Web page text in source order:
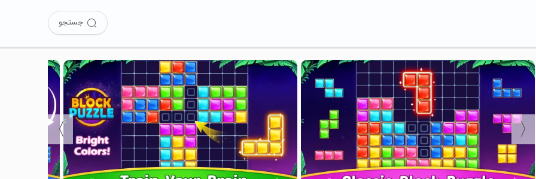
جستجو
〈
〉